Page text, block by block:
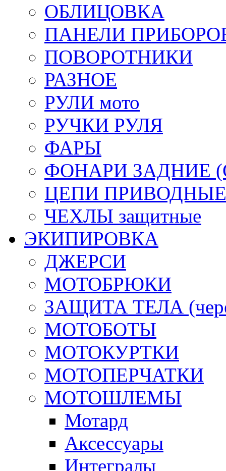
ОБЛИЦОВКА
ПАНЕЛИ
ПОВОРОТНИКИ
РАЗНОЕ
РУЛИ мото
РУЧКИ РУЛЯ
ФАРЫ
ФОНАРИ ЗАДНИЕ
ЦЕПИ ПРИВОДНЫЕ
ЧЕХЛЫ защитные
ЭКИПИРОВКА
ДЖЕРСИ
МОТОБРЮКИ
ЗАЩИТА ТЕЛА
МОТОБОТЫ
МОТОКУРТКИ
МОТОПЕРЧАТКИ
МОТОШЛЕМЫ
Мотард
Аксессуары
Интегралы